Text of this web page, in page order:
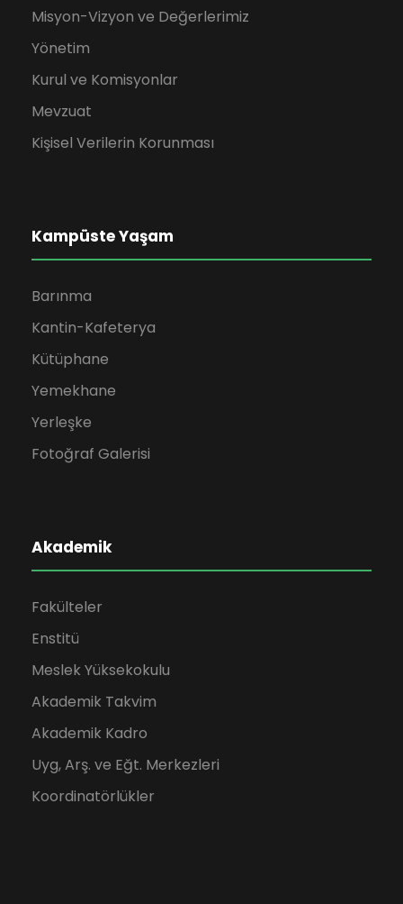
Misyon-Vizyon ve Değerlerimiz
Yönetim
Kurul ve Komisyonlar
Mevzuat
Kişisel Verilerin Korunması
Kampüste Yaşam
Barınma
Kantin-Kafeterya
Kütüphane
Yemekhane
Yerleşke
Fotoğraf Galerisi
Akademik
Fakülteler
Enstitü
Meslek Yüksekokulu
Akademik Takvim
Akademik Kadro
Uyg, Arş. ve Eğt. Merkezleri
Koordinatörlükler